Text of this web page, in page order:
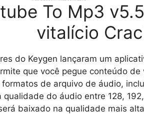
To Mp3
vitalício
do Keygen lançaram um
que você pegue conteúdo
de arquivo de áudio,
qualidade do áudio entre 128,
baixado na qualidade mais